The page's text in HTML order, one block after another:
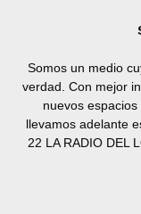
Somos un medio
verdad. Con mejor
nuevos
llevamos adelante
22 LA RADIO DEL